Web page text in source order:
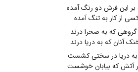
این فرش دو رنگ آمده
از کار به تنگ آمده
گروهی که به صحرا درند
آنان که به دریا درند
به دریا در سختی کشست
آتش که بیابان خوشست